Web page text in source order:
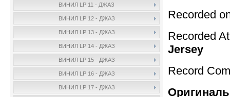
ВИНИЛ LP 11 - ДЖАЗ
ВИНИЛ LP 12 - ДЖАЗ
ВИНИЛ LP 13 - ДЖАЗ
ВИНИЛ LP 14 - ДЖАЗ
ВИНИЛ LP 15 - ДЖАЗ
ВИНИЛ LP 16 - ДЖАЗ
ВИНИЛ LP 17 - ДЖАЗ
Recorded
Recorded
Jersey
Record